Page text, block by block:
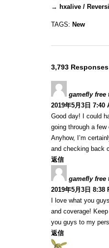
→ hxalive /
TAGS: New
3,793
gamefly free
2019年5月3日 7:40
Good day! I could
going through a
Anyhow, I’m
and checking back
返信
gamefly free
2019年5月3日 8:38
I love what you
and coverage!
you guys to my
返信